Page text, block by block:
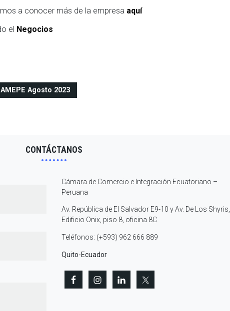
a conocer más de la empresa aquí
el Negocios
Agosto 2023
CONTÁCTANOS
Cámara de Comercio e Integración Ecuatoriano –
Peruana
Av. República de El Salvador E9-10 y Av. De Los Shyris,
Edificio Onix, piso 8, oficina 8C
Teléfonos: (+593) 962 666 889
Quito-Ecuador